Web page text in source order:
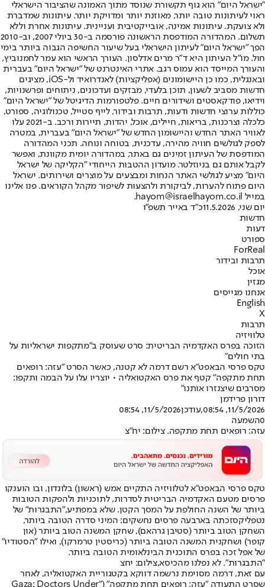
"ישראל היום" הוא גוף תקשורת שנוסד מתוך האמונה שהציבור הישראלי
ראוי לעיתונות טובה יותר, מאוזנת יותר ומדויקת יותר. עיתונות שמדברת
ולא צועקת. עיתונות אמינה, אובייקטיבית ועניינית. עיתונות אחרת וללא
תשלום. המהדורה המודפסת הראשונה פורסמה ב-30 ביולי 2007, וב-2010
הפך "ישראל היום" לעיתון הישראלי בעל שיעור החשיפה הגבוה ביותר בימי
חול. מו"ל העיתון היא ד"ר מרים אדלסון. העורך הראשי הוא עמר לחמנוביץ,
והעורך המייסד הוא עמוס רגב. אתרי האינטרנט של "ישראל היום" בעברית
ובאנגלית, כמו כן היישומונים (אפליקציות) לאנדרואיד ול-iOS, מציגים
חדשות מסביב לשעון, תוכן בלעדי, מבזקים ועדכונים, ניתוחים ופרשנויות,
וידיאו, פודקאסטים ושידורים חיים. פלטפורמות הדיגיטל של "ישראל היום"
כוללות ערוצי חדשות ודעות, תרבות ובידור, לייף סטייל, טכנולוגיה, ספורט,
כלכלה וצרכנות, בריאות, חיילים, אוכל, יהדות, תיירות ורכב. ב-2021 עלו
לאוויר האתר החדש והיישומון החדש של "ישראל היום" בעברית, במטרה
לספק לגולשים חוויה מהירה, עדכנית, בטוחה ונוחה. תכני המהדורה
המודפסת של העיתון זמינים גם באתר, במהדורה יומית מקוונת, ואפשר
לקבל אותם גם בניוזלטר. מועדון ההטבות הייחודי "הקליקה של ישראל
היום" מציע לגולשי האתר הנחות ומבצעים על מוצרים ושירותים. ישראל
היום פתוח להערות, לביקורת ולהצעות לשיפור מקהל הקוראים. פנו אלינו
במייל hayom@israelhayom.co.il.
יום שני, 11.5.2026
כ"ד באייר תשפ"ו
חדשות
דעות
ספורט
ForReal
תרבות ובידור
אוכל
מגזין
אנחנו מגייסים
English
X
תרבות
טלוויזיה
הזוכה בפרס האקדמיה הבריטית: סרט שעוסק ב"מתקפות ישראליות על
בתי חולים"
טקס פרסי הבאפט"א רשם דרמה לא קטנה, כאשר הסרט "עזה: רופאים
תחת מתקפה" קטף את פרס האקטואליה • יוצריו עלו על הבמה ותקפו:
מסרבים שיצנזרו אותנו"
דורון פרידמן
11/5/2026, 08:54
,עודכן11/5/2026, 08:54
0השמעה
עזה: רופאים תחת מתקפה. צילום: יח"צ
טקס פרסי הבאפט"א לטלוויזיה התקיים אמש (ראשון) בלונדון, ובו הוענקו
פרסים מטעם האקדמיה הבריטית לסדרות, לתוכניות ולהפקות הטובות
ביותר של השנה החולפת על המסך הקטן. שלא במפתיע,"התבגרות" של
נטפליקסזכתה בארבעה פרסים נחשקים: המיני סדרה הטובה ביותר,
השחקן הטוב ביותר (סטיבן גרהאם), שחקן המשנה הטוב ביותר (און
קופר) ושחקנית המשנה הטובה ביותר (כריסטין טרמרקו), ואילו "הסטודיו"
של אפל זכה בפרס התוכנית הבינלאומית הטובה ביותר.
"התבגרות". לא נפלנו מהכיסא,צילום: יחצ
עם זאת, דרמה מסוימת נרשמה דווקא בקטגוריית האקטואליה, לאחר
שסרט התעודה "עזה: רופאים תחת מתקפה" ("Gaza: Doctors Under